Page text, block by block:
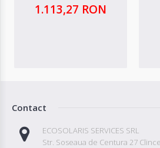
1.113,27 RON
Contact
ECOSOLARIS SERVICES SRL
Str. Soseaua de Centura 27